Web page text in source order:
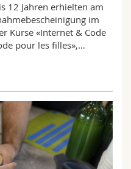
12 Jahren erhielten am
im
Kurse «Internet & Code
pour les filles»,…